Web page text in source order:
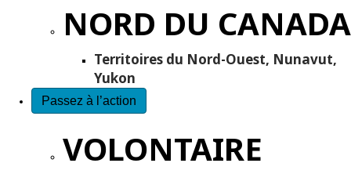
NORD DU CANADA
Territoires du Nord-Ouest, Nunavut,
Yukon
Passez à l’action
VOLONTAIRE